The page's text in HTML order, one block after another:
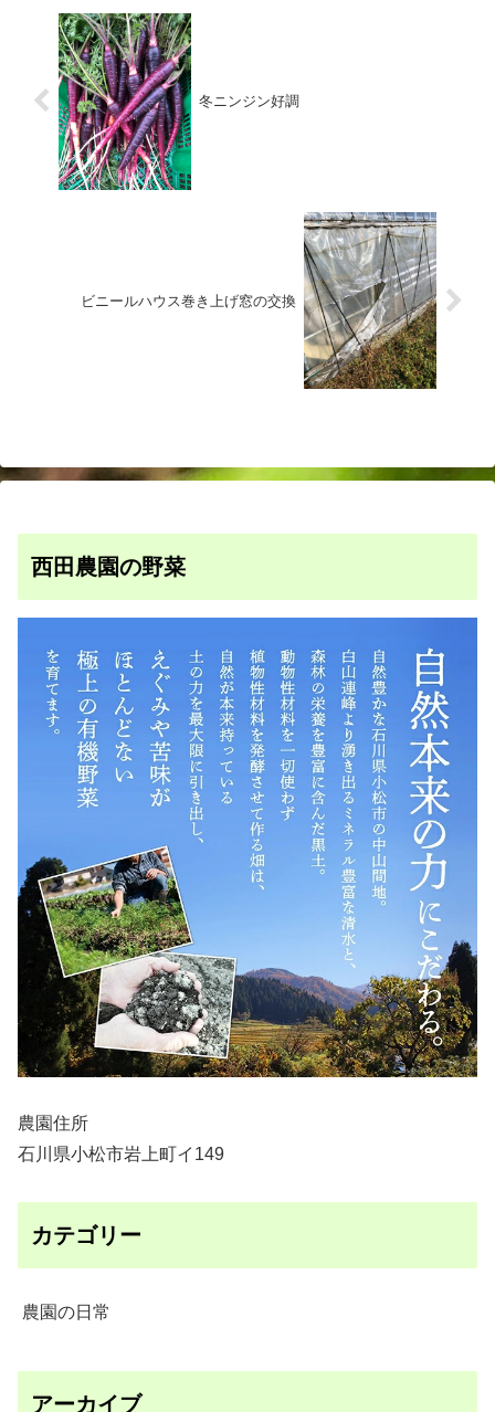
冬ニンジン好調
ビニールハウス巻き上げ窓の交換
西田農園の野菜
農園住所
石川県小松市岩上町イ149
カテゴリー
農園の日常
アーカイブ